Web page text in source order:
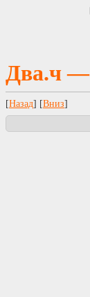
Два.ч —
[Назад] [Вниз]